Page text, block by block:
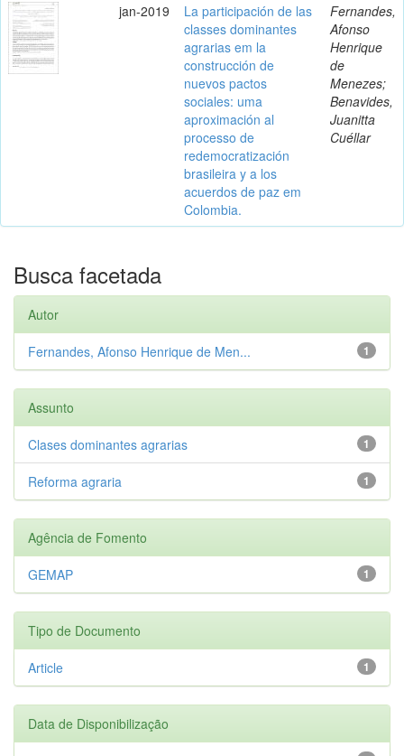
jan-2019
La participación de las
classes dominantes
agrarias em la
construcción de
nuevos pactos
sociales: uma
aproximación al
processo de
redemocratización
brasileira y a los
acuerdos de paz em
Colombia.
Fernandes,
Afonso
Henrique
de
Menezes;
Benavides,
Juanitta
Cuéllar
Busca facetada
Autor
1
Fernandes, Afonso Henrique de Men...
Assunto
1
Clases dominantes agrarias
1
Reforma agraria
Agência de Fomento
1
GEMAP
Tipo de Documento
1
Article
Data de Disponibilização